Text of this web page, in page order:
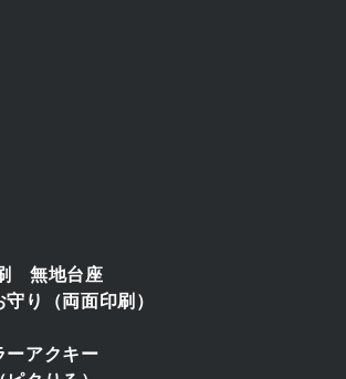
無地台座
り（両面印刷）
ーアクキー